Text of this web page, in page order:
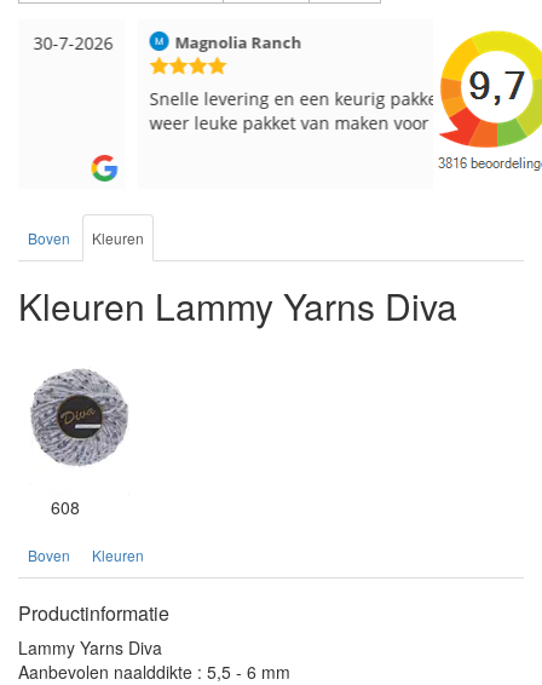
Magnolia Ranch
Snelle levering en een keurig pakket Ga er
weer leuke pakket van maken voor de markt.
Hilde uit
Reeds
de service.
Boven Kleuren
Kleuren Lammy Yarns Diva
608
Boven Kleuren
Productinformatie
Lammy Yarns Diva
Aanbevolen naalddikte : 5,5 - 6 mm